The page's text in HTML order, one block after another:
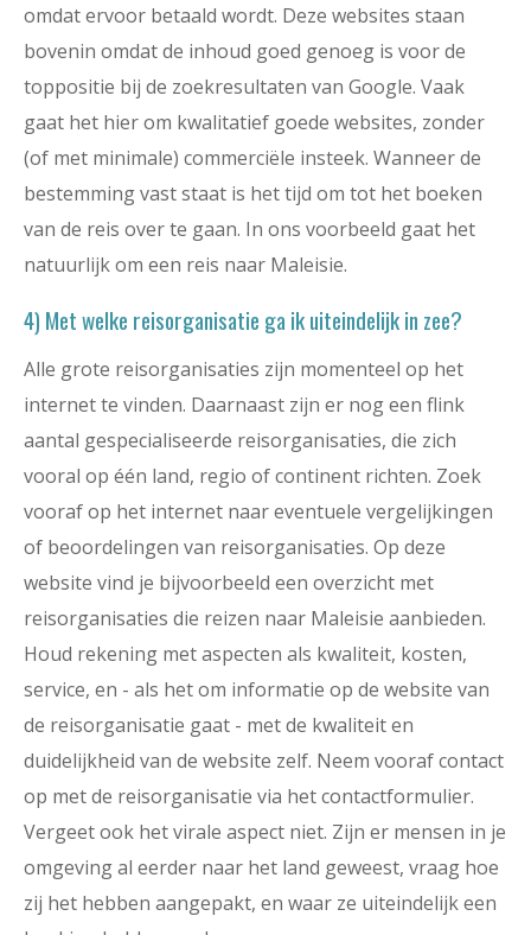
omdat ervoor betaald wordt. Deze websites staan
bovenin omdat de inhoud goed genoeg is voor de
toppositie bij de zoekresultaten van Google. Vaak
gaat het hier om kwalitatief goede websites, zonder
(of met minimale) commerciële insteek. Wanneer de
bestemming vast staat is het tijd om tot het boeken
van de reis over te gaan. In ons voorbeeld gaat het
natuurlijk om een reis naar Maleisie.
4) Met welke reisorganisatie ga ik uiteindelijk in zee?
Alle grote reisorganisaties zijn momenteel op het
internet te vinden. Daarnaast zijn er nog een flink
aantal gespecialiseerde reisorganisaties, die zich
vooral op één land, regio of continent richten. Zoek
vooraf op het internet naar eventuele vergelijkingen
of beoordelingen van reisorganisaties. Op deze
website vind je bijvoorbeeld een overzicht met
reisorganisaties die reizen naar Maleisie aanbieden.
Houd rekening met aspecten als kwaliteit, kosten,
service, en - als het om informatie op de website van
de reisorganisatie gaat - met de kwaliteit en
duidelijkheid van de website zelf. Neem vooraf contact
op met de reisorganisatie via het contactformulier.
Vergeet ook het virale aspect niet. Zijn er mensen in je
omgeving al eerder naar het land geweest, vraag hoe
zij het hebben aangepakt, en waar ze uiteindelijk een